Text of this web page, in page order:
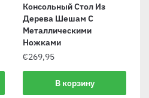
Консольный Стол Из
Дерева Шешам С
Металлическими
Ножками
€269,95
В корзину